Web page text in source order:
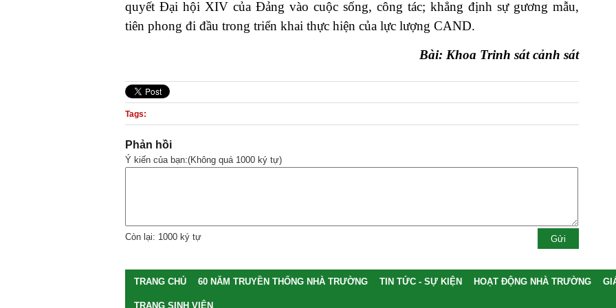
quyết Đại hội XIV của Đảng vào cuộc sống, công tác; khẳng định sự gương mẫu,
tiên phong đi đầu trong triển khai thực hiện của lực lượng CAND.
Bài: Khoa Trinh sát cảnh sát
Tags:
Phản hồi
Ý kiến của bạn:(Không quá 1000 ký tự)
Còn lại: 1000 ký tự
TRANG CHỦ 60 NĂM TRUYỀN THỐNG NHÀ TRƯỜNG TIN TỨC - SỰ KIỆN HOẠT ĐỘNG NHÀ TRƯỜNG
TRANG SINH VIÊN